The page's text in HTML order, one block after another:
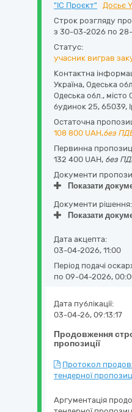
"ІС Проєкт"
Досьє
Строк розгляду
з 30-03-2026 по
Статус:
учасник виграв
Контактна
Україна, Одеська
Одеська обл., місто
будинок 25, 65039,
Остаточна
108 800 UAH,без
Первинна
132 400 UAH, без
Документи
Показати
Документи рішення:
Показати
Дата акцепта:
03-04-2026, 11:00
Період подачі
по 09-04-2026,
Продовження
пропозиції
Дата публікації:
03-04-26, 09:13:17
Протокол
тендерної
Аргументація